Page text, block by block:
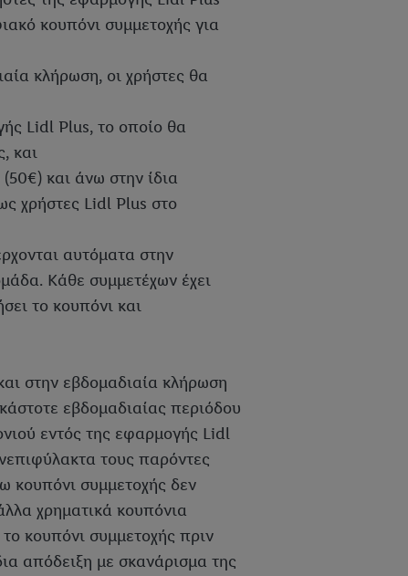
κουπόνι συμμετοχής για
κλήρωση, οι χρήστες θα
Lidl Plus, το οποίο θα
και
και άνω στην ίδια
χρήστες Lidl Plus στο
αυτόματα στην
Κάθε συμμετέχων έχει
το κουπόνι και
στην εβδομαδιαία κλήρωση
εβδομαδιαίας περιόδου
εντός της εφαρμογής Lidl
τους παρόντες
κουπόνι συμμετοχής δεν
χρηματικά κουπόνια
κουπόνι συμμετοχής πριν
απόδειξη με σκανάρισμα της